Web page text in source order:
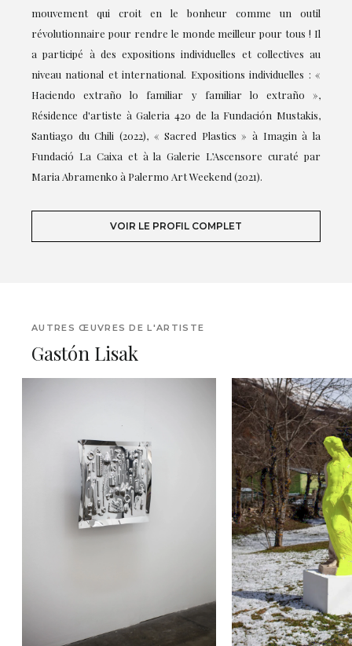
mouvement qui croit en le bonheur comme un outil
révolutionnaire pour rendre le monde meilleur pour tous ! Il
a participé à des expositions individuelles et collectives au
niveau national et international. Expositions individuelles : «
Haciendo extraño lo familiar y familiar lo extraño »,
Résidence d'artiste à Galeria 420 de la Fundación Mustakis,
Santiago du Chili (2022), « Sacred Plastics » à Imagin à la
Fundació La Caixa et à la Galerie L’Ascensore curaté par
Maria Abramenko à Palermo Art Weekend (2021).
VOIR LE PROFIL COMPLET
AUTRES ŒUVRES DE L'ARTISTE
Gastón Lisak